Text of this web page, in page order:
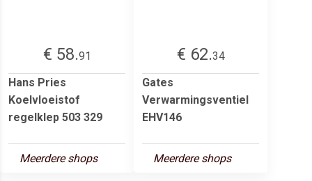
€ 58.91
Hans Pries
Koelvloeistof
regelklep 503 329
Meerdere shops
€ 62.34
Gates
Verwarmingsventiel
EHV146
Meerdere shops